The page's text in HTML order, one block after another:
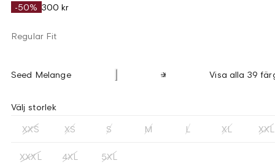
-50% 300 kr
Regular Fit
Seed Melange Visa alla 39
Välj storlek
XXS XS S M L XL XXL
XXXL 4XL 5XL